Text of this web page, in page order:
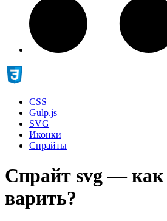
CSS
Gulp.js
SVG
Иконки
Спрайты
Спрайт svg — как
варить?